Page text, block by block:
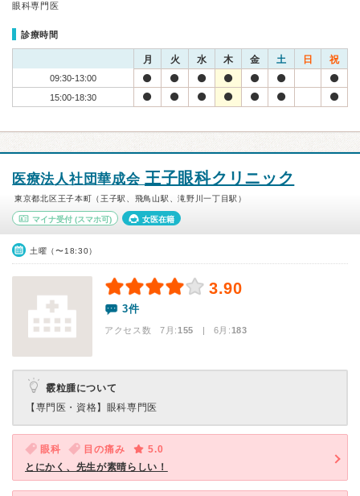
眼科専門医
診療時間
月 火 水 木 金 土 日 祝
09:30-13:00
15:00-18:30
医療法人社団華成会 王子眼科クリニック
東京都北区王子本町（王子駅、飛鳥山駅、滝野川一丁目駅）
マイナ受付 (スマホ可) 女医在籍
土曜（〜18:30）
3.90
3件
アクセス数 7月:155 | 6月:183
霰粒腫について
【専門医・資格】 眼科専門医
眼科 目の痛み
5.0
とにかく、先生が素晴らしい！